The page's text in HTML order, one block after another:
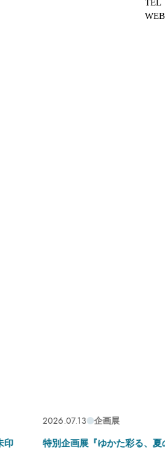
TEL
WEB
』開催 お盆期
2026.07.07
夏休み宿題